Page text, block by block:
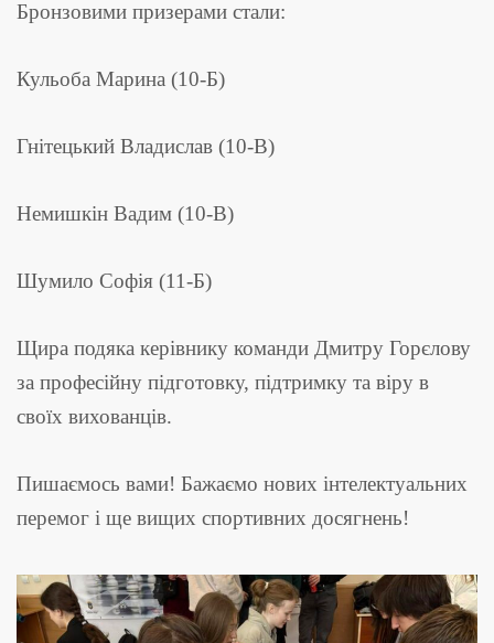
Бронзовими призерами стали:
Кульоба Марина (10-Б)
Гнітецький Владислав (10-В)
Немишкін Вадим (10-В)
Шумило Софія (11-Б)
Щира подяка керівнику команди Дмитру Горєлову
за професійну підготовку, підтримку та віру в
своїх вихованців.
Пишаємось вами! Бажаємо нових інтелектуальних
перемог і ще вищих спортивних досягнень!